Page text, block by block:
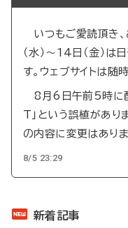
いつもご愛読頂き、
（水）～14日（金）
す。ウェブサイトは随
8月6日午前5時に配
T」という誤植があり
の内容に変更はありま
8/5 23:29
新着記事